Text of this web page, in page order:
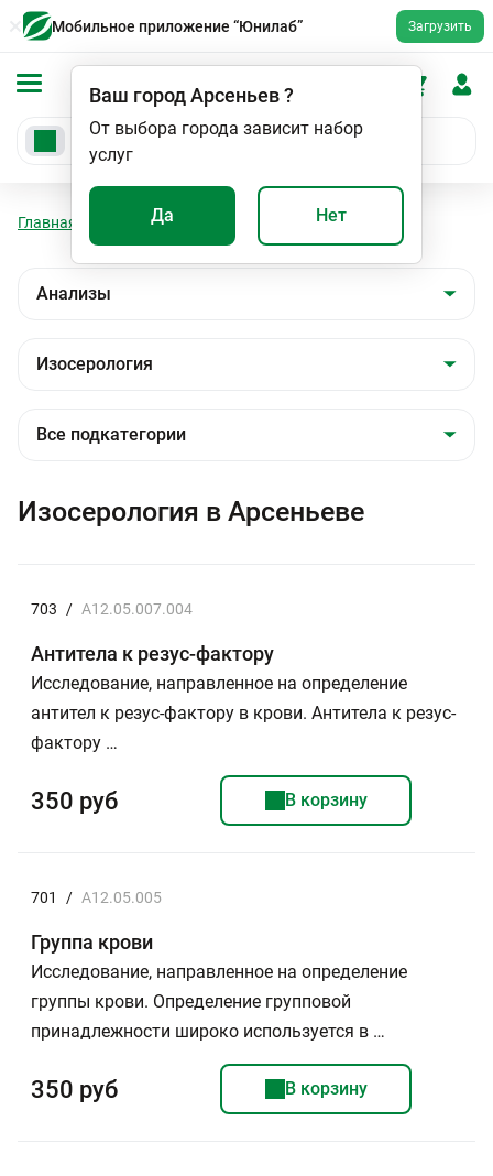
Мобильное приложение “Юнилаб” Загрузить
Ваш городАрсеньев?
От выбора города зависит набор
услуг
Да Нет
Главная Анализы Изосерология
Изосерология в Арсеньеве
703 / A12.05.007.004
Антитела к резус-фактору
Исследование, направленное на определение
антител к резус-фактору в крови. Антитела к резус-
фактору …
350 руб В корзину
701 / A12.05.005
Группа крови
Исследование, направленное на определение
группы крови. Определение групповой
принадлежности широко используется в …
350 руб В корзину